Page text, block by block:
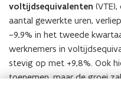
voltijdsequivalenten
aantal gewerkte uren,
−9,9% in het tweede
werknemers in
stevig op met +9,8%. Ook
toenemen, maar de groei